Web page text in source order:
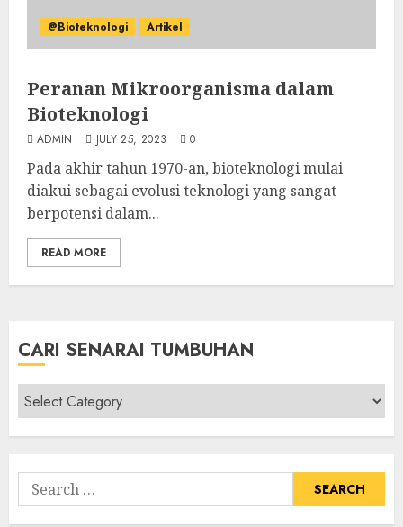
@Bioteknologi Artikel
Peranan Mikroorganisma dalam
Bioteknologi
ADMIN JULY 25, 2023 0
Pada akhir tahun 1970-an, bioteknologi mulai
diakui sebagai evolusi teknologi yang sangat
berpotensi dalam...
READ MORE
CARI SENARAI TUMBUHAN
Cari
Senarai
Tumbuhan
Search
for: